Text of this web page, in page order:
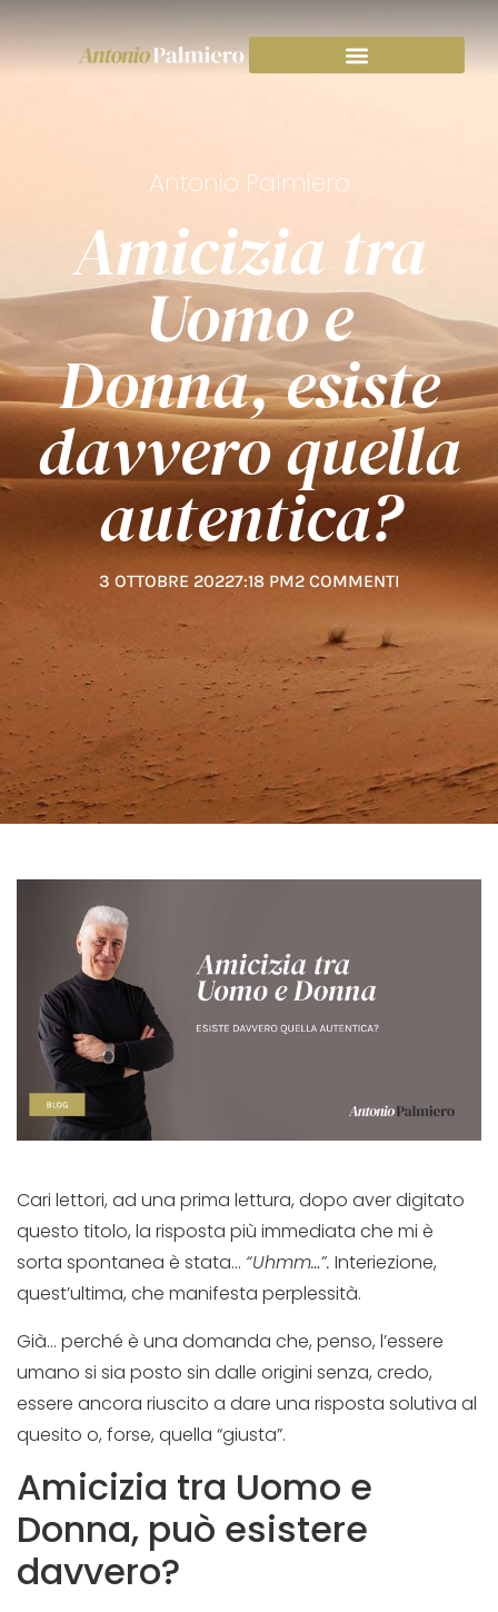
Antonio Palmiero
Amicizia tra
Uomo e
Donna, esiste
davvero quella
autentica?
3 OTTOBRE 20227:18 PM2 COMMENTI
Cari lettori, ad una prima lettura, dopo aver digitato
questo titolo, la risposta più immediata che mi è
sorta spontanea è stata… “Uhmm…”. Interiezione,
quest’ultima, che manifesta perplessità.
Già… perché è una domanda che, penso, l’essere
umano si sia posto sin dalle origini senza, credo,
essere ancora riuscito a dare una risposta solutiva al
quesito o, forse, quella “giusta”.
Amicizia tra Uomo e
Donna, può esistere
davvero?